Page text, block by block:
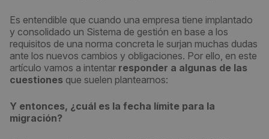
Es entendible que cuando una empresa tiene implantado
y consolidado un Sistema de gestión en base a los
requisitos de una norma concreta le surjan muchas dudas
ante los nuevos cambios y obligaciones. Por ello, en este
artículo vamos a intentar responder a algunas de las
cuestiones que suelen plantearnos:
Y entonces, ¿cuál es la fecha límite para la
migración?